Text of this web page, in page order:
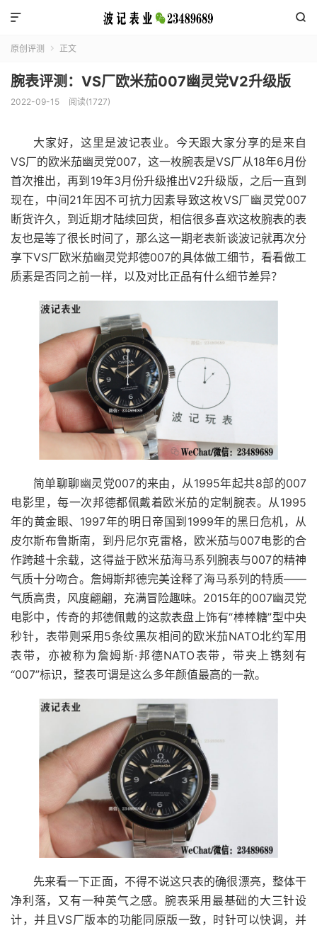


原创评测  正文
腕表评测：VS厂欧米茄007幽灵党V2升级版
2022-09-15 阅读(1727)
大家好，这里是波记表业。今天跟大家分享的是来自
VS厂的欧米茄幽灵党007，这一枚腕表是VS厂从18年6月份
首次推出，再到19年3月份升级推出V2升级版，之后一直到
现在，中间21年因不可抗力因素导致这枚VS厂幽灵党007
断货许久，到近期才陆续回货，相信很多喜欢这枚腕表的表
友也是等了很长时间了，那么这一期老表新谈波记就再次分
享下VS厂欧米茄幽灵党邦德007的具体做工细节，看看做工
质素是否同之前一样，以及对比正品有什么细节差异？
简单聊聊幽灵党007的来由，从1995年起共8部的007
电影里，每一次邦德都佩戴着欧米茄的定制腕表。从1995
年的黄金眼、1997年的明日帝国到1999年的黑日危机，从
皮尔斯布鲁斯南，到丹尼尔克雷格，欧米茄与007电影的合
作跨越十余载，这得益于欧米茄海马系列腕表与007的精神
气质十分吻合。詹姆斯邦德完美诠释了海马系列的特质——
气质高贵，风度翩翩，充满冒险趣味。2015年的007幽灵党
电影中，传奇的邦德佩戴的这款表盘上饰有“棒棒糖”型中央
秒针，表带则采用5条纹黑灰相间的欧米茄NATO北约军用
表带，亦被称为詹姆斯·邦德NATO表带，带夹上镌刻有
“007”标识，整表可谓是这么多年颜值最高的一款。
先来看一下正面，不得不说这只表的确很漂亮，整体干
净利落，又有一种英气之感。腕表采用最基础的大三针设
计，并且VS厂版本的功能同原版一致，时针可以快调，并